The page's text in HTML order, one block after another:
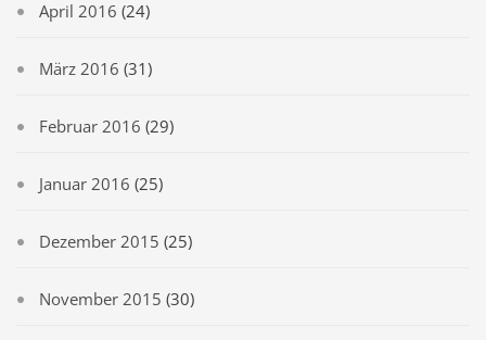
April 2016 (24)
März 2016 (31)
Februar 2016 (29)
Januar 2016 (25)
Dezember 2015 (25)
November 2015 (30)